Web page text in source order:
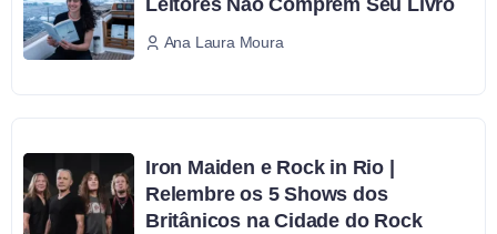
Ana Laura Moura
Iron Maiden e Rock in Rio |
Relembre os 5 Shows dos
Britânicos na Cidade do Rock